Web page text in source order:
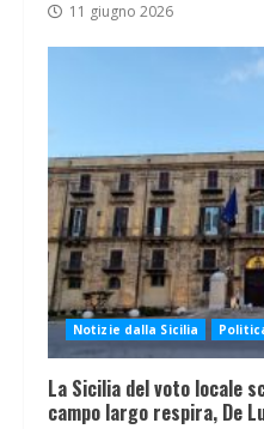
11 giugno 2026
Notizie dalla Sicilia
La Sicilia del voto locale
campo largo respira, De